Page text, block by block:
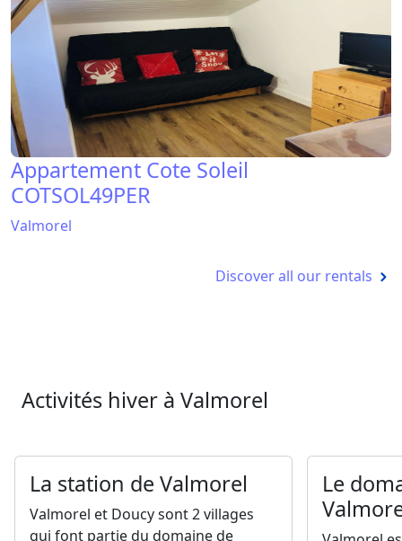
Appartement Cote Soleil
COTSOL49PER
Valmorel
qui font partie du domaine de
Valmorel. Niché en lisière de forêts
sur les pentes du Cheval Noir,
Valmorel
Tarentaise
sur plus de